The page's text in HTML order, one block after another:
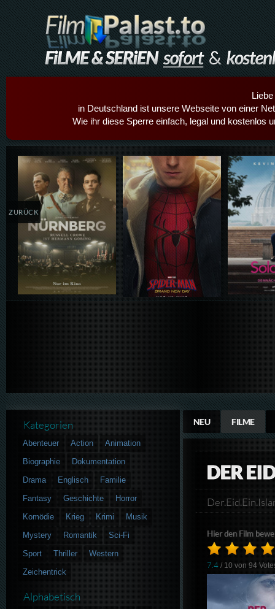
in Deutschland ist unsere Webseite von einer
Wie ihr diese Sperre einfach, legal und kostenlos
Details,Play Details,Play
ZURÜCK
NEU FILME
DER
Hier den Film
7.4 / 10 von94
Kategorien
Abenteuer Action
Animation
Biographie
Dokumentation
Drama
Englisch
Familie
Fantasy
Geschichte
Horror
Komödie
Krieg Krimi
Musik
Mystery
Romantik
Sci-Fi
Sport
Thriller
Western
Zeichentrick
Alphabetisch